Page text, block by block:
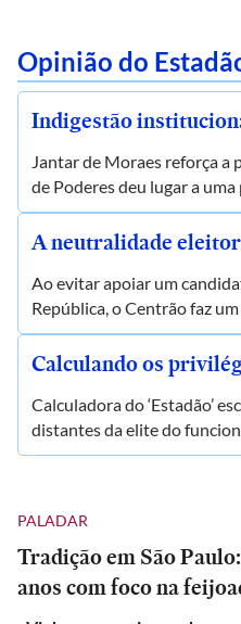
Opinião do
Indigestão
Jantar de Moraes reforça a
de Poderes deu lugar a
A neutralidade
Ao evitar apoiar um
República, o Centrão faz
Calculando os
Calculadora do ‘Estadão’
distantes da elite do
PALADAR
Tradição em São
anos com foco na